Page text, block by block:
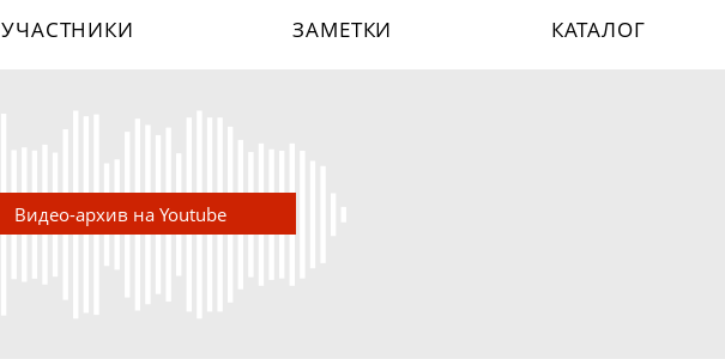
УЧАСТНИКИ ЗАМЕТКИ КАТАЛОГ
Видео-архив на Youtube